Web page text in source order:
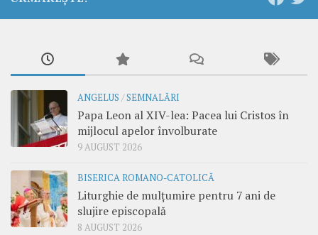
ANGELUS /SEMNALĂRI
Papa Leon al XIV-lea: Pacea lui Cristos în
mijlocul apelor învolburate
9 AUGUST 2026
BISERICA ROMANO-CATOLICĂ
Liturghie de mulțumire pentru 7 ani de
slujire episcopală
8 AUGUST 2026